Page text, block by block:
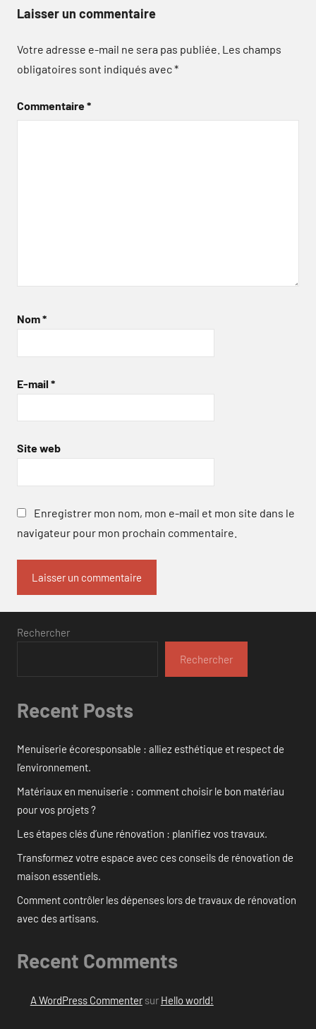
Laisser un commentaire
Votre adresse e-mail ne sera pas publiée. Les champs
obligatoires sont indiqués avec*
Commentaire*
Nom*
E-mail *
Site web
Enregistrer mon nom, mon e-mail et mon site dans le
navigateur pour mon prochain commentaire.
Rechercher
Rechercher
Recent Posts
Menuiserie écoresponsable : alliez esthétique et respect de
l’environnement.
Matériaux en menuiserie : comment choisir le bon matériau
pour vos projets ?
Les étapes clés d’une rénovation : planifiez vos travaux.
Transformez votre espace avec ces conseils de rénovation de
maison essentiels.
Comment contrôler les dépenses lors de travaux de rénovation
avec des artisans.
Recent Comments
A WordPress Commentersur Hello world!